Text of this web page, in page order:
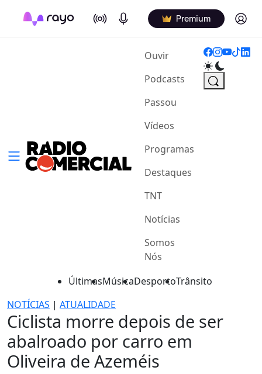
On Air Podcasts Premium Log in
Ouvir(current)
Podcasts
Passou
Vídeos
Programas
Destaques
TNT
Notícias
Somos
Nós
ÚltimasMúsicaDesportoTrânsito
NOTÍCIAS | ATUALIDADE
Ciclista morre depois de ser
abalroado por carro em
Oliveira de Azeméis